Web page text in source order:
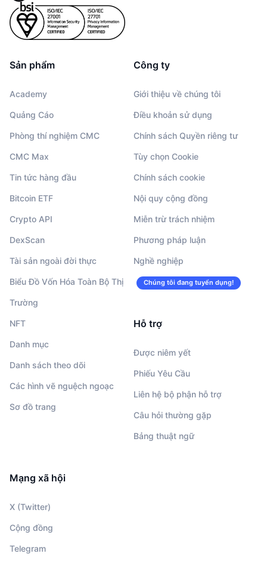
Sản phẩm
Academy
Quảng Cáo
Phòng thí nghiệm CMC
CMC Max
Tin tức hàng đầu
Bitcoin ETF
Crypto API
DexScan
Tài sản ngoài đời thực
Biểu Đồ Vốn Hóa Toàn Bộ Thị
Trường
NFT
Danh mục
Danh sách theo dõi
Các hình vẽ nguệch ngoạc
Sơ đồ trang
Công ty
Giới thiệu về chúng tôi
Điều khoản sử dụng
Chính sách Quyền riêng tư
Tùy chọn Cookie
Chính sách cookie
Nội quy cộng đồng
Miễn trừ trách nhiệm
Phương pháp luận
Nghề nghiệp
Chúng tôi đang tuyển dụng!
Hỗ trợ
Được niêm yết
Phiếu Yêu Cầu
Liên hệ bộ phận hỗ trợ
Câu hỏi thường gặp
Bảng thuật ngữ
Mạng xã hội
X (Twitter)
Cộng đồng
Telegram